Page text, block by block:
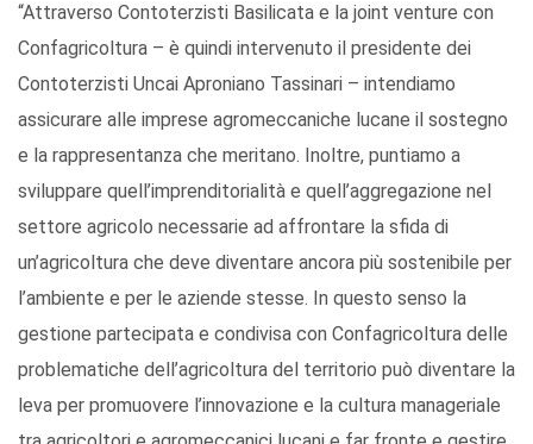
“Attraverso Contoterzisti Basilicata e la joint venture con
Confagricoltura – è quindi intervenuto il presidente dei
Contoterzisti Uncai Aproniano Tassinari – intendiamo
assicurare alle imprese agromeccaniche lucane il sostegno
e la rappresentanza che meritano. Inoltre, puntiamo a
sviluppare quell’imprenditorialità e quell’aggregazione nel
settore agricolo necessarie ad affrontare la sfida di
un’agricoltura che deve diventare ancora più sostenibile per
l’ambiente e per le aziende stesse. In questo senso la
gestione partecipata e condivisa con Confagricoltura delle
problematiche dell’agricoltura del territorio può diventare la
leva per promuovere l’innovazione e la cultura manageriale